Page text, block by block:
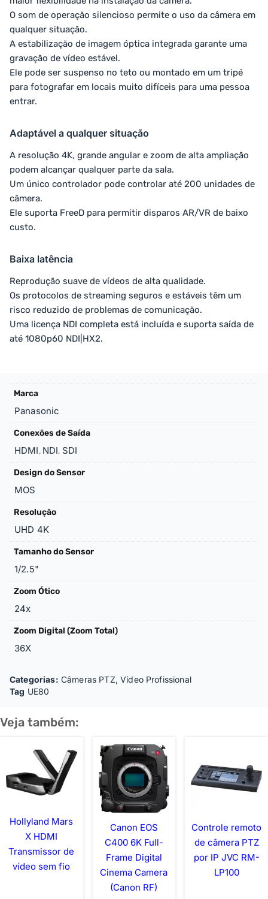
O som de operação silencioso permite o uso da câmera em
qualquer situação.
A estabilização de imagem óptica integrada garante uma
gravação de vídeo estável.
Ele pode ser suspenso no teto ou montado em um tripé
para fotografar em locais muito difíceis para uma pessoa
entrar.
Adaptável a qualquer situação
A resolução 4K, grande angular e zoom de alta ampliação
podem alcançar qualquer parte da sala.
Um único controlador pode controlar até 200 unidades de
câmera.
Ele suporta FreeD para permitir disparos AR/VR de baixo
custo.
Baixa latência
Reprodução suave de vídeos de alta qualidade.
Os protocolos de streaming seguros e estáveis ​​têm um
risco reduzido de problemas de comunicação.
Uma licença NDI completa está incluída e suporta saída de
até 1080p60 NDI|HX2.
Marca
Panasonic
Conexões de Saída
HDMI, NDI, SDI
Design do Sensor
MOS
Resolução
UHD 4K
Tamanho do Sensor
1/2.5"
Zoom Ótico
24x
Zoom Digital (Zoom Total)
36X
Categorias: Câmeras PTZ,Vídeo Profissional
Tag UE80
Veja também:
Hollyland Mars
X HDMI
Transmissor de
vídeo sem fio
Canon EOS
C400 6K Full-
Frame Digital
Cinema Camera
(Canon RF)
Controle remoto
de câmera PTZ
por IP JVC RM-
LP100